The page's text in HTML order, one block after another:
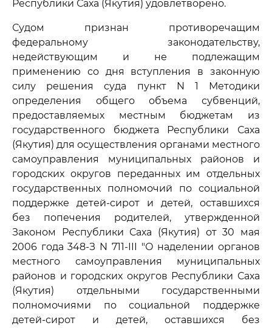
Республики Саха (Якутия) удовлетворено.
Судом признан противоречащим
федеральному законодательству,
недействующим и не подлежащим
применению со дня вступления в законную
силу решения суда пункт N 1 Методики
определения общего объема субвенций,
предоставляемых местным бюджетам из
государственного бюджета Республики Саха
(Якутия) для осуществления органами местного
самоуправления муниципальных районов и
городских округов переданных им отдельных
государственных полномочий по социальной
поддержке детей-сирот и детей, оставшихся
без попечения родителей, утвержденной
Законом Республики Саха (Якутия) от 30 мая
2006 года 348-З N 711-III "О наделении органов
местного самоуправления муниципальных
районов и городских округов Республики Саха
(Якутия) отдельными государственными
полномочиями по социальной поддержке
детей-сирот и детей, оставшихся без